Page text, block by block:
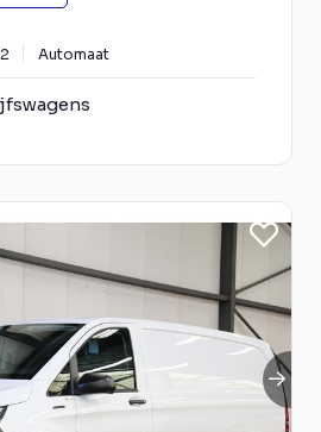
Automaat